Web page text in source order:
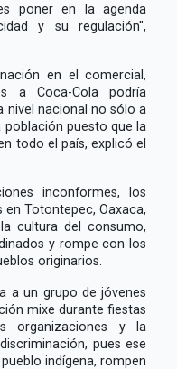
poner en la agenda
y su regulación",
en el comercial,
a Coca-Cola podría
nivel nacional no sólo a
puesto que la
todo el país, explicó el
inconformes, los
Totontepec, Oaxaca,
cultura del consumo,
y rompe con los
originarios.
a un grupo de jóvenes
mixe durante fiestas
organizaciones y la
pues ese
indígena, rompen